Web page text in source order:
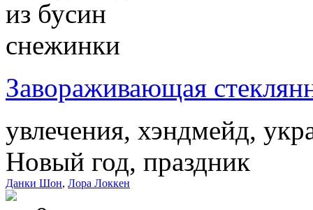
Завораживающая
увлечения, хэндмейд,
Новый год, праздник
Данки Шон, Лора Локкен